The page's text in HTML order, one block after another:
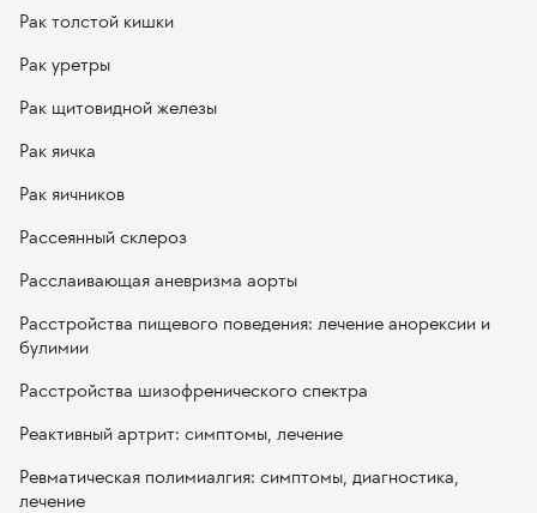
Рак толстой кишки
Рак уретры
Рак щитовидной железы
Рак яичка
Рак яичников
Рассеянный склероз
Расслаивающая аневризма аорты
Расстройства пищевого поведения: лечение анорексии и
булимии
Расстройства шизофренического спектра
Реактивный артрит: симптомы, лечение
Ревматическая полимиалгия: симптомы, диагностика,
лечение